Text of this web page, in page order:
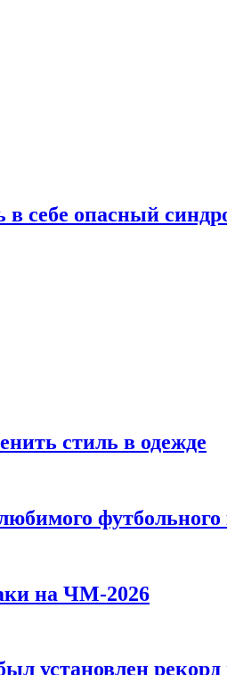
в себе опасный
стиль в одежде
на ЧМ-2026
установлен рекорд